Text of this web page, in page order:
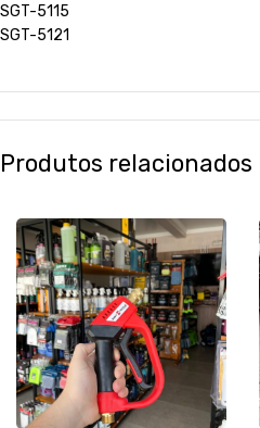
SGT-5115
SGT-5121
Produtos relacionados